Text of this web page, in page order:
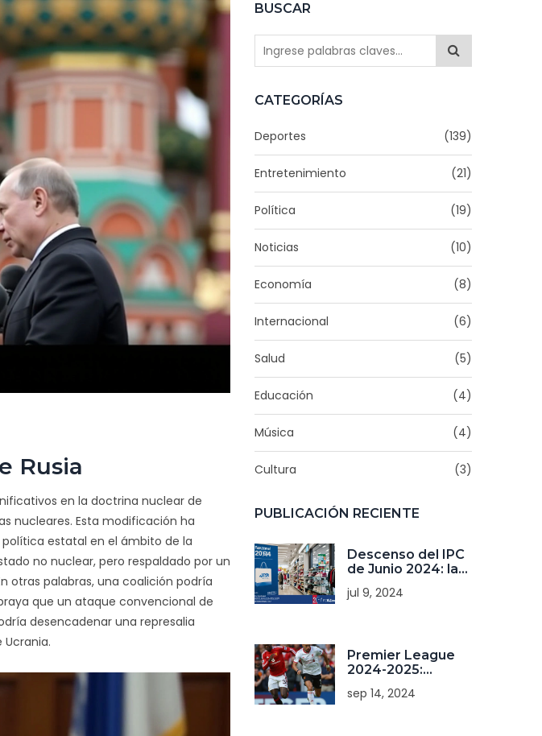
BUSCAR
CATEGORÍAS
Deportes (139)
Entretenimiento (21)
Política (19)
Noticias (10)
Economía (8)
Internacional (6)
Salud (5)
Educación (4)
Música (4)
Cultura (3)
PUBLICACIÓN RECIENTE
Descenso del IPC
de Junio 2024: la
una Variación
jul 9, 2024
Premier League
2024-2025:
Horarios de
sep 14, 2024
Rusia
en la doctrina nuclear de
nucleares. Esta modificación ha
estatal en el ámbito de la
no nuclear, pero respaldado por un
otras palabras, una coalición podría
que un ataque convencional de
desencadenar una represalia
Ucrania.